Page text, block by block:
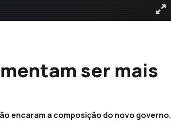
ser mais
encaram a composição do novo governo.